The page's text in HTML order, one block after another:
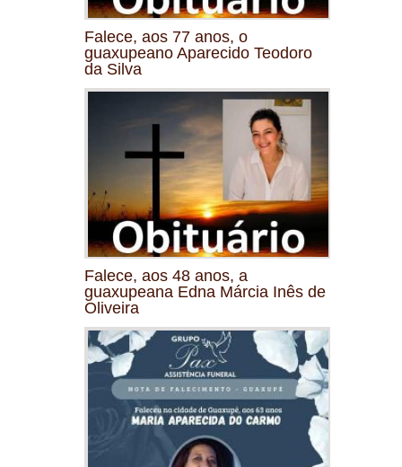
Falece, aos 77 anos, o
guaxupeano Aparecido Teodoro
da Silva
Falece, aos 48 anos, a
guaxupeana Edna Márcia Inês de
Oliveira